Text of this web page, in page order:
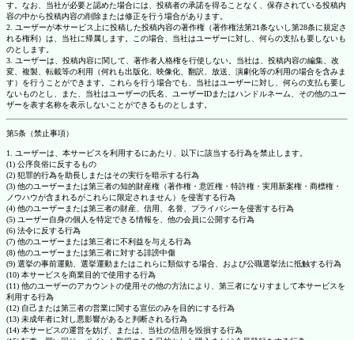
す。なお、当社が必要と認めた場合には、投稿者の承諾を得ることなく、保存されている投稿内
容の中から投稿内容の削除または修正を行う場合があります。
2. ユーザーが本サービス上に投稿した投稿内容の著作権（著作権法第21条ないし第28条に規定さ
れる権利）は、当社に帰属します。この場合、当社はユーザーに対し、何らの支払も要しないも
のとします。
3. ユーザーは、投稿内容に関して、著作者人格権を行使しない。当社は、投稿内容の編集、改
変、複製、転載等の利用（何れも出版化、映像化、翻訳、放送、演劇化等の利用の場合を含みま
す）を行うことができます。これらを行う場合でも、当社はユーザーに対し、何らの支払も要し
ないものとし、また、当社はユーザーの氏名、ユーザーIDまたはハンドルネーム、その他のユー
ザーを表す名称を表示しないことができるものとします。
第5条（禁止事項）
1. ユーザーは、本サービスを利用するにあたり、以下に該当する行為を禁止します。
(1) 公序良俗に反するもの
(2) 犯罪的行為を助長しまたはその実行を暗示する行為
(3) 他のユーザーまたは第三者の知的財産権（著作権・意匠権・特許権・実用新案権・商標権・
ノウハウが含まれるがこれらに限定されません）を侵害する行為
(4) 他のユーザーまたは第三者の財産、信用、名誉、プライバシーを侵害する行為
(5) ユーザー自身の個人を特定できる情報を、他の会員に公開する行為
(6) 法令に反する行為
(7) 他のユーザーまたは第三者に不利益を与える行為
(8) 他のユーザーまたは第三者に対する誹謗中傷
(9) 選挙の事前運動、選挙運動またはこれらに類似する場合、および公職選挙法に抵触する行為
(10) 本サービスを商業目的で使用する行為
(11) 他のユーザーのアカウントの使用その他の方法により、第三者になりすまして本サービスを
利用する行為
(12) 自己または第三者の営業に関する宣伝のみを目的にする行為
(13) 未成年者に対し悪影響があると判断される行為
(14) 本サービスの運営を妨げ、または、当社の信用を毀損する行為